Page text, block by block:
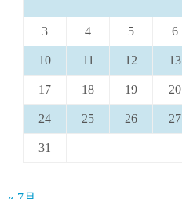
3 4 5 6
10 11 12 13
17 18 19 20
24 25 26 27
31